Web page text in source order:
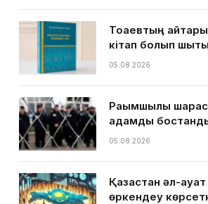
Тоқаевтың
кітап болып шықты
05.08.2026
Рақымшылық
адамды
05.08.2026
Қазақстан әл-
өркендеу